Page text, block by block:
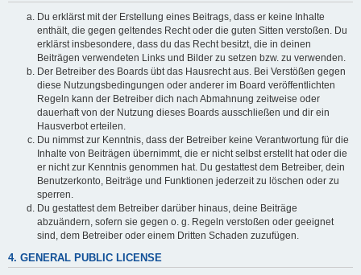
Du erklärst mit der Erstellung eines Beitrags, dass er keine Inhalte
enthält, die gegen geltendes Recht oder die guten Sitten verstoßen. Du
erklärst insbesondere, dass du das Recht besitzt, die in deinen
Beiträgen verwendeten Links und Bilder zu setzen bzw. zu verwenden.
Der Betreiber des Boards übt das Hausrecht aus. Bei Verstößen gegen
diese Nutzungsbedingungen oder anderer im Board veröffentlichten
Regeln kann der Betreiber dich nach Abmahnung zeitweise oder
dauerhaft von der Nutzung dieses Boards ausschließen und dir ein
Hausverbot erteilen.
Du nimmst zur Kenntnis, dass der Betreiber keine Verantwortung für die
Inhalte von Beiträgen übernimmt, die er nicht selbst erstellt hat oder die
er nicht zur Kenntnis genommen hat. Du gestattest dem Betreiber, dein
Benutzerkonto, Beiträge und Funktionen jederzeit zu löschen oder zu
sperren.
Du gestattest dem Betreiber darüber hinaus, deine Beiträge
abzuändern, sofern sie gegen o. g. Regeln verstoßen oder geeignet
sind, dem Betreiber oder einem Dritten Schaden zuzufügen.
4. GENERAL PUBLIC LICENSE